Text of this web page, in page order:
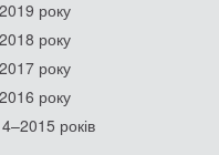
року
року
року
року
років